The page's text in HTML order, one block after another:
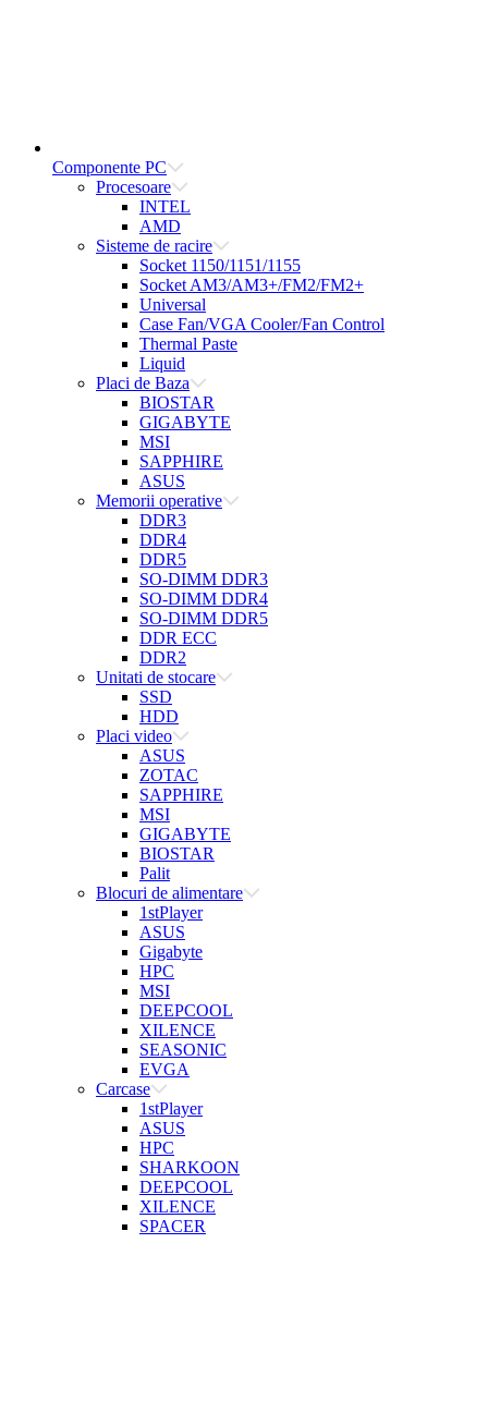
Componente PC
Procesoare
INTEL
AMD
Sisteme de racire
Socket 1150/1151/1155
Socket AM3/AM3+/FM2/FM2+
Universal
Case Fan/VGA Cooler/Fan Control
Thermal Paste
Liquid
Placi de Baza
BIOSTAR
GIGABYTE
MSI
SAPPHIRE
ASUS
Memorii operative
DDR3
DDR4
DDR5
SO-DIMM DDR3
SO-DIMM DDR4
SO-DIMM DDR5
DDR ECC
DDR2
Unitati de stocare
SSD
HDD
Placi video
ASUS
ZOTAC
SAPPHIRE
MSI
GIGABYTE
BIOSTAR
Palit
Blocuri de alimentare
1stPlayer
ASUS
Gigabyte
HPC
MSI
DEEPCOOL
XILENCE
SEASONIC
EVGA
Carcase
1stPlayer
ASUS
HPC
SHARKOON
DEEPCOOL
XILENCE
SPACER